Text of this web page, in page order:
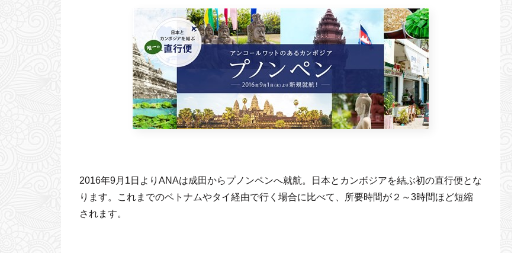
2016年9月1日よりANAは成田からプノンペンへ就航。日本とカンボジアを結ぶ初の直行便とな
ります。これまでのベトナムやタイ経由で行く場合に比べて、所要時間が２～3時間ほど短縮
されます。